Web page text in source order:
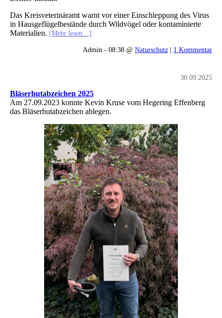
Das Kreisveterinäramt warnt vor einer Einschleppung des Virus
in Hausgeflügelbestände durch Wildvögel oder kontaminierte
Materialien. [Mehr lesen…]
Admin - 08:38 @ Naturschutz | 1 Kommentar
30.09.2025
Bläserhutabzeichen 2025
Am 27.09.2023 konnte Kevin Kruse vom Hegering Effenberg
das Bläserhutabzeichen ablegen.